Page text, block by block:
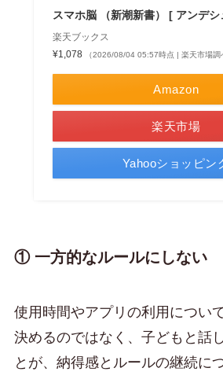
スマホ脳 （新潮新書） [ アンデ
楽天ブックス
¥1,078
（2026/08/04 05:57時点 | 楽天市場調
Amazon
楽天市場
Yahooショッピン
① 一方的なルールにしない
使用時間やアプリの利用につい
決めるのではなく、子どもと話
とが、納得感とルールの継続に